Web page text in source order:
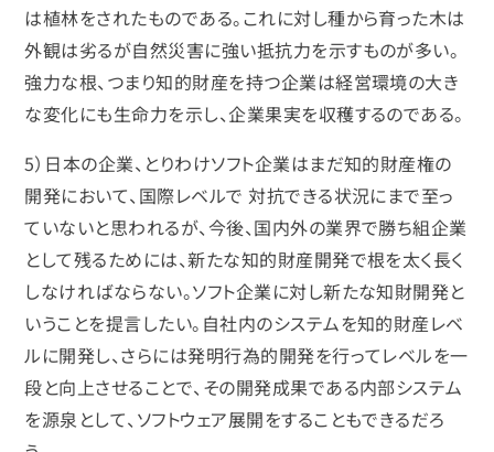
は植林をされたものである。これに対し種から育った木は
外観は劣るが自然災害に強い抵抗力を示すものが多い。
強力な根、つまり知的財産を持つ企業は経営環境の大き
な変化にも生命力を示し、企業果実を収穫するのである。
5）日本の企業、とりわけソフト企業はまだ知的財産権の
開発において、国際レベルで 対抗できる状況にまで至っ
ていないと思われるが、今後、国内外の業界で勝ち組企業
として残るためには、新たな知的財産開発で根を太く長く
しなければならない。ソフト企業に対し新たな知財開発と
いうことを提言したい。自社内のシステムを知的財産レベ
ルに開発し、さらには発明行為的開発を行ってレベルを一
段と向上させることで、その開発成果である内部システム
を源泉として、ソフトウェア展開をすることもできるだろ